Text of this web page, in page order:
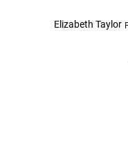
Elizabeth Taylor